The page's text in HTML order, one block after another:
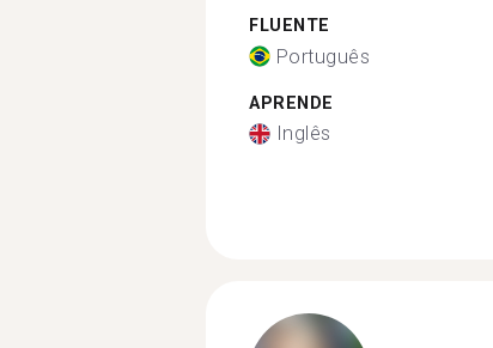
FLUENTE
Português
APRENDE
Inglês